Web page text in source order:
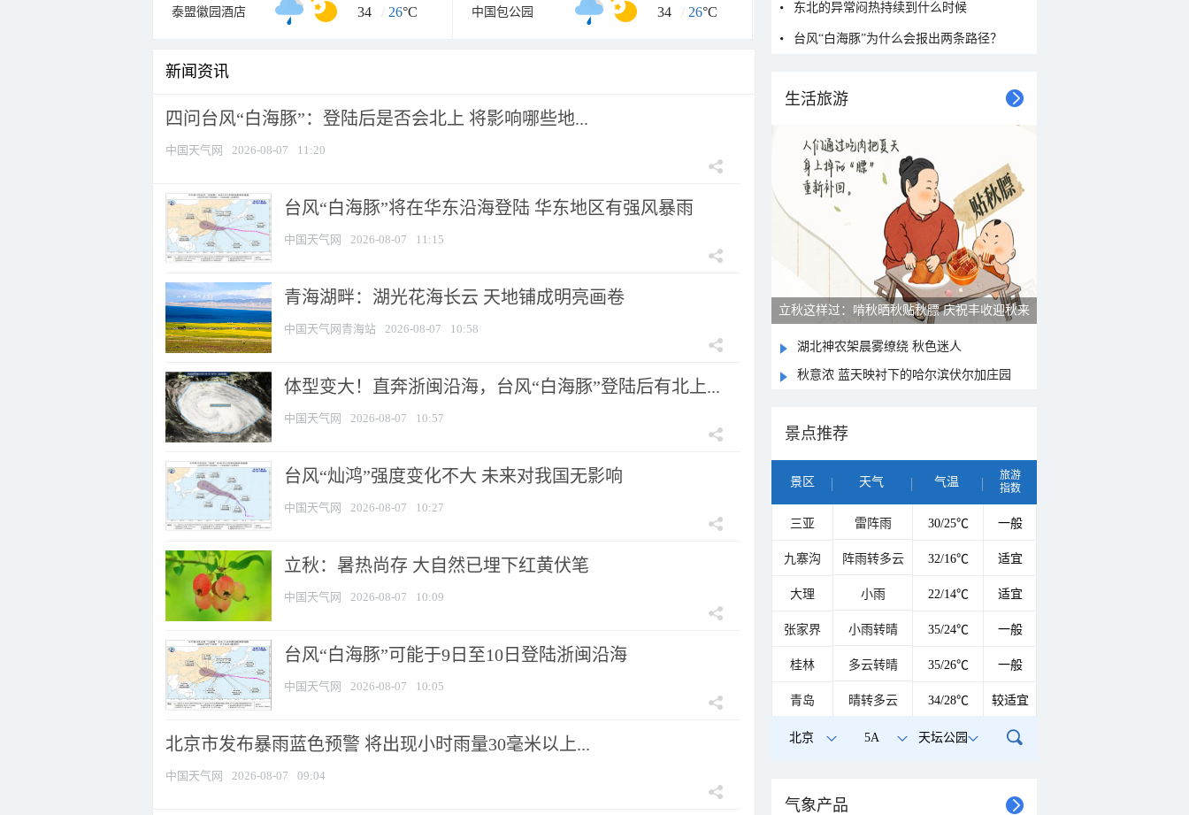
泰盟徽园酒店 34 / 26°C 中国包公园 34 / 26°C
新闻资讯
四问台风“白海豚”：登陆后是否会北上 将影响哪些地...
中国天气网 2026-08-07 11:20
台风“白海豚”将在华东沿海登陆 华东地区有强风暴雨
中国天气网 2026-08-07 11:15
青海湖畔：湖光花海长云 天地铺成明亮画卷
中国天气网青海站 2026-08-07 10:58
体型变大！直奔浙闽沿海，台风“白海豚”登陆后有北上...
中国天气网 2026-08-07 10:57
台风“灿鸿”强度变化不大 未来对我国无影响
中国天气网 2026-08-07 10:27
立秋：暑热尚存 大自然已埋下红黄伏笔
中国天气网 2026-08-07 10:09
台风“白海豚”可能于9日至10日登陆浙闽沿海
中国天气网 2026-08-07 10:05
北京市发布暴雨蓝色预警 将出现小时雨量30毫米以上...
中国天气网 2026-08-07 09:04
东北的异常闷热持续到什么时候
台风“白海豚”为什么会报出两条路径？
生活旅游
立秋这样过：啃秋晒秋贴秋膘 庆祝丰收迎秋来
湖北神农架晨雾缭绕 秋色迷人
秋意浓 蓝天映衬下的哈尔滨伏尔加庄园
景点推荐
景区 天气 气温
旅游
指数
三亚 雷阵雨 30/25℃ 一般
九寨沟 阵雨转多云 32/16℃ 适宜
大理 小雨 22/14℃ 适宜
张家界 小雨转晴 35/24℃ 一般
桂林 多云转晴 35/26℃ 一般
青岛 晴转多云 34/28℃ 较适宜
北京 5A 天坛公园
气象产品